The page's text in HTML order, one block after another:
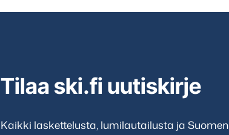
Tilaa ski.fi uutiskirje
Kaikki laskettelusta, lumilautailusta ja Suomen